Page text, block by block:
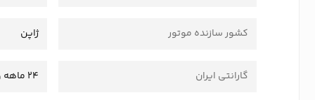
کشور سازنده موتور ژاپن
گارانتی ایران 24 ماهه وستا سرویس